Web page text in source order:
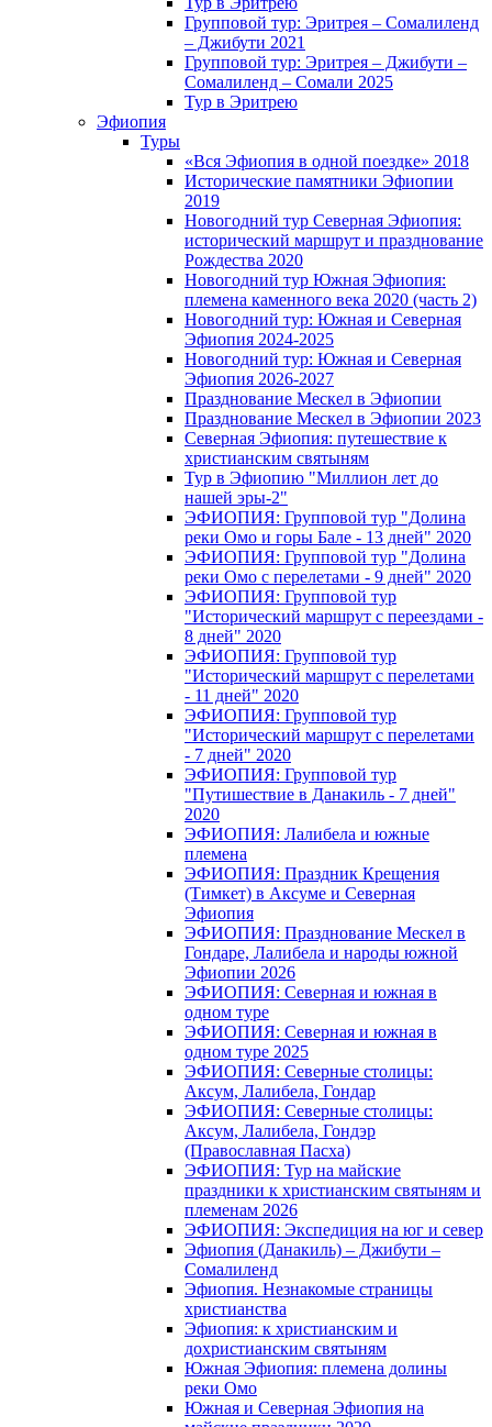
Групповой тур: Эритрея – Cомалиленд
– Джибути 2021
Групповой тур: Эритрея – Джибути –
Сомалиленд – Сомали 2025
Тур в Эритрею
Эфиопия
Туры
«Вся Эфиопия в одной поездке» 2018
Исторические памятники Эфиопии
2019
Новогодний тур Северная Эфиопия:
исторический маршрут и празднование
Рождества 2020
Новогодний тур Южная Эфиопия:
племена каменного века 2020 (часть 2)
Новогодний тур: Южная и Северная
Эфиопия 2024-2025
Новогодний тур: Южная и Северная
Эфиопия 2026-2027
Празднование Мескел в Эфиопии
Празднование Мескел в Эфиопии 2023
Северная Эфиопия: путешествие к
христианским святыням
Тур в Эфиопию "Миллион лет до
нашей эры-2"
ЭФИОПИЯ: Групповой тур "Долина
реки Омо и горы Бале - 13 дней" 2020
ЭФИОПИЯ: Групповой тур "Долина
реки Омо с перелетами - 9 дней" 2020
ЭФИОПИЯ: Групповой тур
"Исторический маршрут с переездами -
8 дней" 2020
ЭФИОПИЯ: Групповой тур
"Исторический маршрут с перелетами
- 11 дней" 2020
ЭФИОПИЯ: Групповой тур
"Исторический маршрут с перелетами
- 7 дней" 2020
ЭФИОПИЯ: Групповой тур
"Путишествие в Данакиль - 7 дней"
2020
ЭФИОПИЯ: Лалибела и южные
племена
ЭФИОПИЯ: Праздник Крещения
(Тимкет) в Аксуме и Северная
Эфиопия
ЭФИОПИЯ: Празднование Мескел в
Гондаре, Лалибела и народы южной
Эфиопии 2026
ЭФИОПИЯ: Северная и южная в
одном туре
ЭФИОПИЯ: Северная и южная в
одном туре 2025
ЭФИОПИЯ: Северные столицы:
Аксум, Лалибела, Гондар
ЭФИОПИЯ: Северные столицы:
Аксум, Лалибела, Гондэр
(Православная Пасха)
ЭФИОПИЯ: Тур на майские
праздники к христианским святыням и
племенам 2026
ЭФИОПИЯ: Экспедиция на юг и север
Эфиопия (Данакиль) – Джибути –
Cомалиленд
Эфиопия. Незнакомые страницы
христианства
Эфиопия: к христианским и
дохристианским святыням
Южная Эфиопия: племена долины
реки Омо
Южная и Северная Эфиопия на